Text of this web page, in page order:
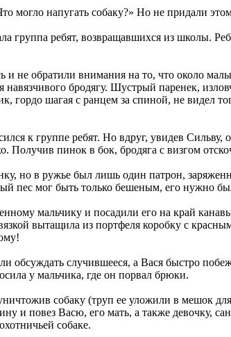
могло напугать собаку?» Но не придали
группа ребят, возвращавшихся из школы.
и не обратили внимания на то, что около
навязчивого бродягу. Шустрый паренек,
гордо шагая с ранцем за спиной, не видел
к группе ребят. Но вдруг, увидев
Получив пинок в бок, бродяга с визгом
но в ружье был лишь один патрон,
пес мог быть только бешеным, его нужно
мальчику и посадили его на край
вытащила из портфеля коробку с
обсуждать случившееся, а Вася быстро
у мальчика, где он порвал брюки.
собаку (труп ее уложили в мешок
и повез Васю, его мать, а также девочку,
собаке.